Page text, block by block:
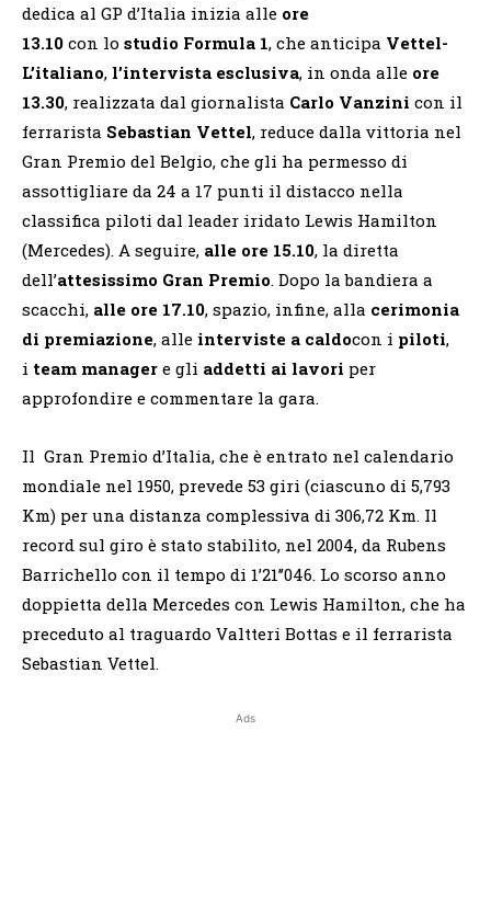
dedica al GP d’Italia inizia alle ore
13.10 con lo studio Formula 1, che anticipa Vettel-
L’italiano, l’intervista esclusiva, in onda alle ore
13.30, realizzata dal giornalista Carlo Vanzini con il
ferrarista Sebastian Vettel, reduce dalla vittoria nel
Gran Premio del Belgio, che gli ha permesso di
assottigliare da 24 a 17 punti il distacco nella
classifica piloti dal leader iridato Lewis Hamilton
(Mercedes). A seguire, alle ore 15.10, la diretta
dell’attesissimo Gran Premio. Dopo la bandiera a
scacchi, alle ore 17.10, spazio, infine, alla cerimonia
di premiazione, alle interviste a caldocon i piloti,
i team manager e gli addetti ai lavori per
approfondire e commentare la gara.
Il Gran Premio d’Italia, che è entrato nel calendario
mondiale nel 1950, prevede 53 giri (ciascuno di 5,793
Km) per una distanza complessiva di 306,72 Km. Il
record sul giro è stato stabilito, nel 2004, da Rubens
Barrichello con il tempo di 1’21’’046. Lo scorso anno
doppietta della Mercedes con Lewis Hamilton, che ha
preceduto al traguardo Valtteri Bottas e il ferrarista
Sebastian Vettel.
Ads